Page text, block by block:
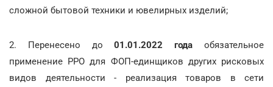
сложной бытовой техники и ювелирных изделий;
2. Перенесено до01.01.2022 года обязательное
применение РРО для ФОП-единщиков других рисковых
видов деятельности - реализация товаров в сети